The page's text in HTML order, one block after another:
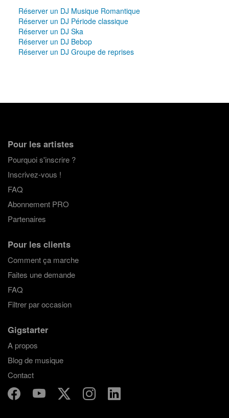
Réserver un DJ Musique Romantique
Réserver un DJ Période classique
Réserver un DJ Ska
Réserver un DJ Bebop
Réserver un DJ Groupe de reprises
Pour les artistes
Pourquoi s'inscrire ?
Inscrivez-vous !
FAQ
Abonnement PRO
Partenaires
Pour les clients
Comment ça marche
Faites une demande
FAQ
Filtrer par occasion
Gigstarter
A propos
Blog de musique
Contact